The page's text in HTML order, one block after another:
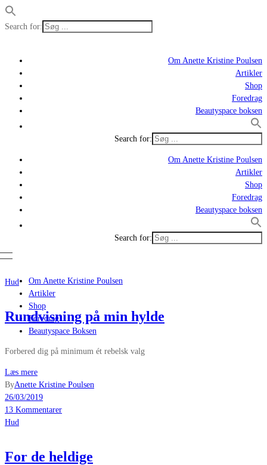
Search for:
Om Anette Kristine Poulsen
Artikler
Shop
Foredrag
Beautyspace boksen
Search for:
Om Anette Kristine Poulsen
Artikler
Shop
Foredrag
Beautyspace boksen
Search for:
Om Anette Kristine Poulsen
Artikler
Shop
Foredrag
Beautyspace Boksen
Hud
Rundvisning på min hylde
Forbered dig på minimum ét rebelsk valg
Læs mere
ByAnette Kristine Poulsen
26/03/2019
13 Kommentarer
Hud
For de heldige